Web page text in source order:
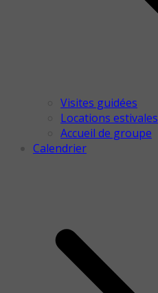
Visites guidées
Locations estivales
Accueil de groupe
Calendrier